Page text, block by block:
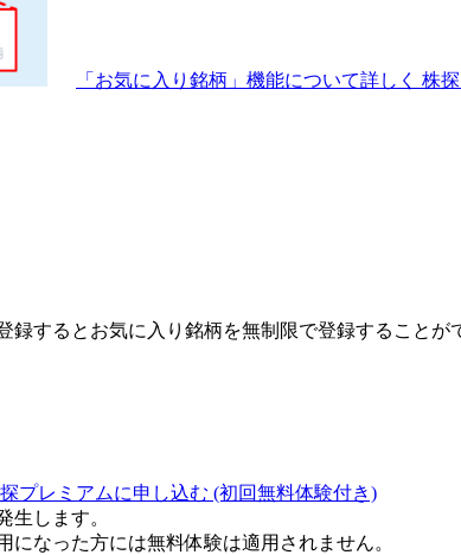
「お気に入り銘柄」機能について詳しく 株
録するとお気に入り銘柄を無制限で登録することが
プレミアムに申し込む (初回無料体験付き)
します。
なった方には無料体験は適用されません。